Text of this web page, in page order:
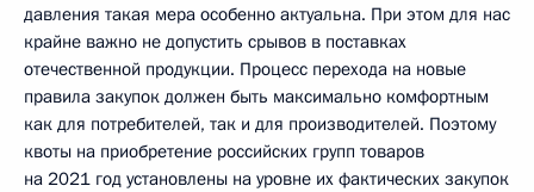
давления такая мера особенно актуальна. При этом для нас
крайне важно не допустить срывов в поставках
отечественной продукции. Процесс перехода на новые
правила закупок должен быть максимально комфортным
как для потребителей, так и для производителей. Поэтому
квоты на приобретение российских групп товаров
на 2021 год установлены на уровне их фактических закупок